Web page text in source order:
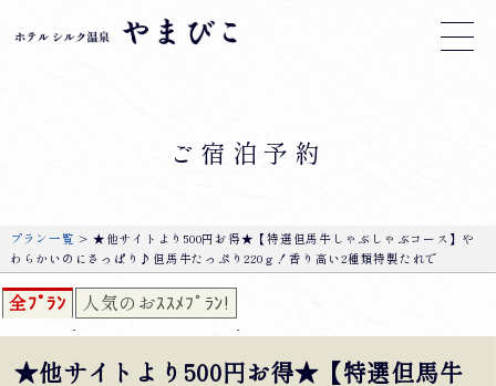
ご宿泊予約
プラン一覧 > ★他サイトより500円お得★【特選但馬牛しゃぶしゃぶコース】や
わらかいのにさっぱり♪但馬牛たっぷり220ｇ！香り高い2種類特製たれで
全ﾌﾟﾗﾝ 人気のおｽｽﾒﾌﾟﾗﾝ!
★他サイトより500円お得★【特選但馬牛